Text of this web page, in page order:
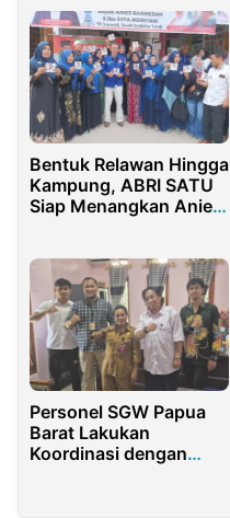
Bentuk Relawan Hingga
Kampung, ABRI SATU
Siap Menangkan Anies
Personel SGW Papua
Barat Lakukan
Koordinasi dengan